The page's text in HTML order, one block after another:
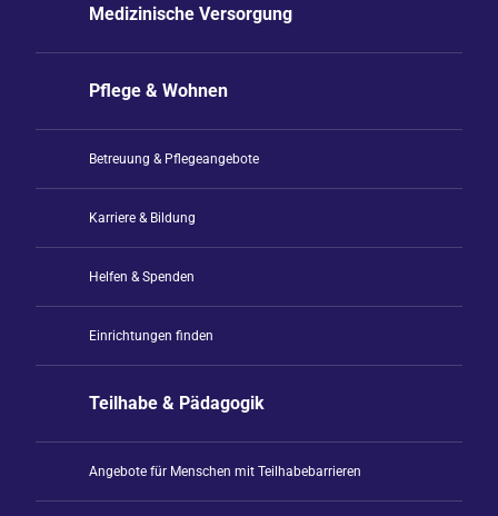
Medizinische Versorgung
Pflege & Wohnen
Betreuung & Pflegeangebote
Karriere & Bildung
Helfen & Spenden
Einrichtungen finden
Teilhabe & Pädagogik
Angebote für Menschen mit Teilhabebarrieren